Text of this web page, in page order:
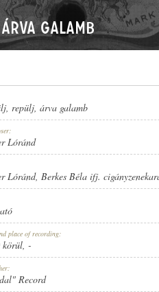
galamb
repülj, árva galamb
Lóránd
Lóránd, Berkes Béla ifj.
place of recording:
körül, -
Record